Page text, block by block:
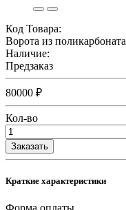
Код Товара:
Ворота из поликарбоната
Наличие:
Предзаказ
80000 ₽
Кол-во
Заказать
Краткие характеристики